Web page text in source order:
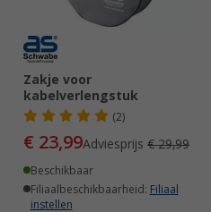
Zakje voor
kabelverlengstuk
(2)
€ 23,99Adviesprijs € 29,99
Beschikbaar
Filiaalbeschikbaarheid: Filiaal
instellen